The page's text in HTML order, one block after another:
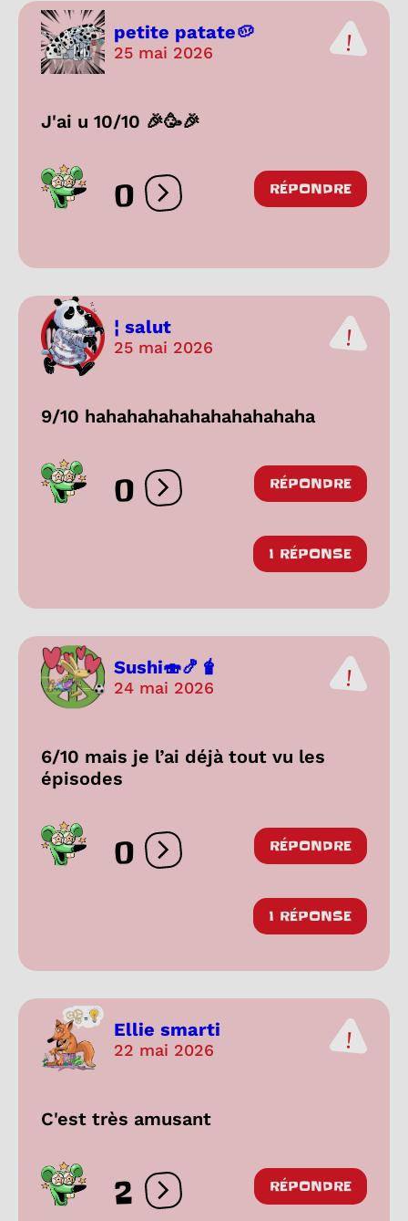
petite patate🥔
25 mai 2026
J'ai u 10/10 🎉🥳🎉
0 Ouvrir les réactions
RÉPONDRE
¦ salut
25 mai 2026
9/10 hahahahahahahahahahaha
0 Ouvrir les réactions
RÉPONDRE
1 RÉPONSE
Sushi🍣🍤🧋
24 mai 2026
6/10 mais je l’ai déjà tout vu les
épisodes
0 Ouvrir les réactions
RÉPONDRE
1 RÉPONSE
Ellie smarti
22 mai 2026
C'est très amusant
2 Ouvrir les réactions
RÉPONDRE